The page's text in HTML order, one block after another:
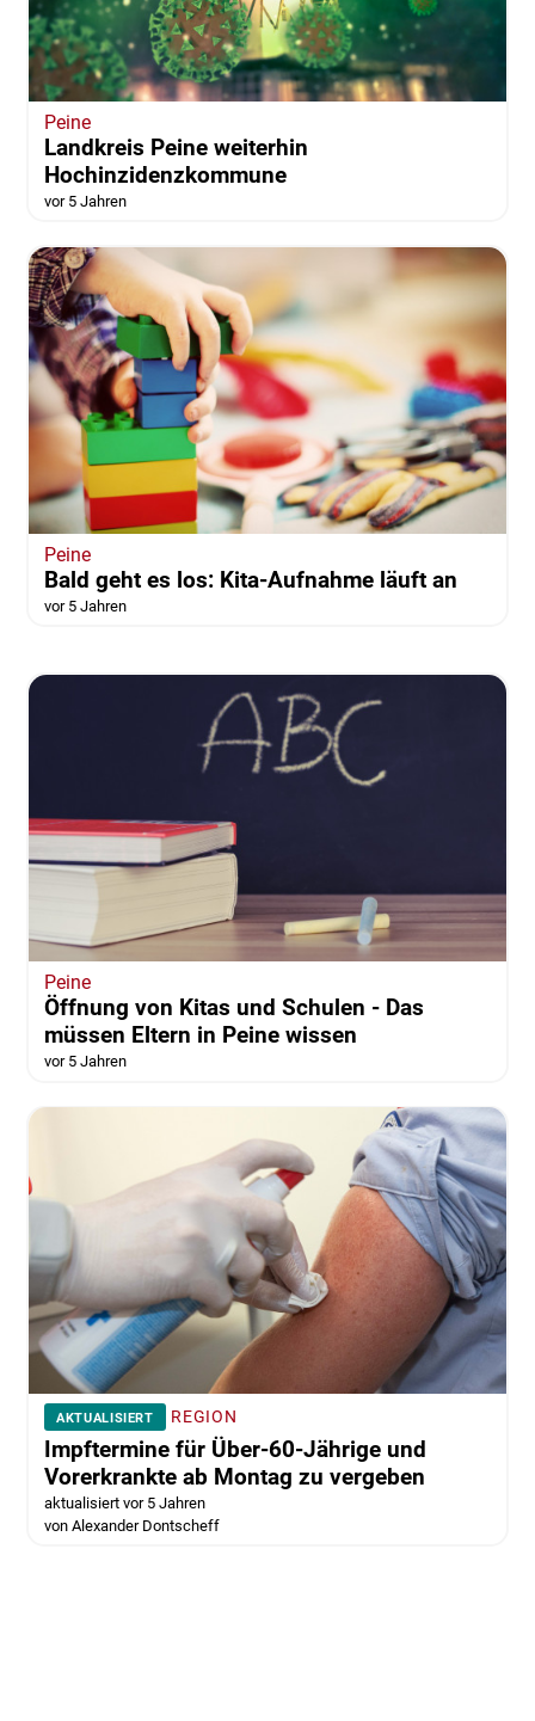
Peine
Landkreis Peine weiterhin
Hochinzidenzkommune
vor 5 Jahren
Peine
Bald geht es los: Kita-Aufnahme läuft an
vor 5 Jahren
Peine
Öffnung von Kitas und Schulen - Das
müssen Eltern in Peine wissen
vor 5 Jahren
AKTUALISIERT REGION
Impftermine für Über-60-Jährige und
Vorerkrankte ab Montag zu vergeben
aktualisiert vor 5 Jahren
von Alexander Dontscheff